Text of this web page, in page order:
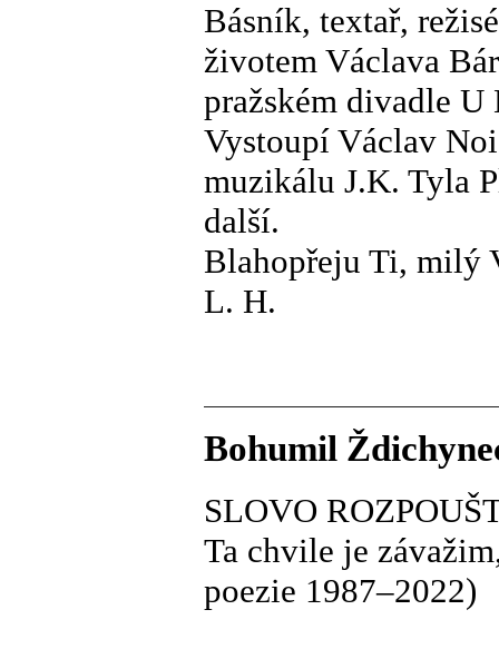
Básník, textař,
životem Václava
pražském divadle U
Vystoupí Václav
muzikálu J.K. Tyla
další.
Blahopřeju Ti, milý
L. H.
Bohumil
SLOVO
Ta chvile je
poezie 1987–2022)